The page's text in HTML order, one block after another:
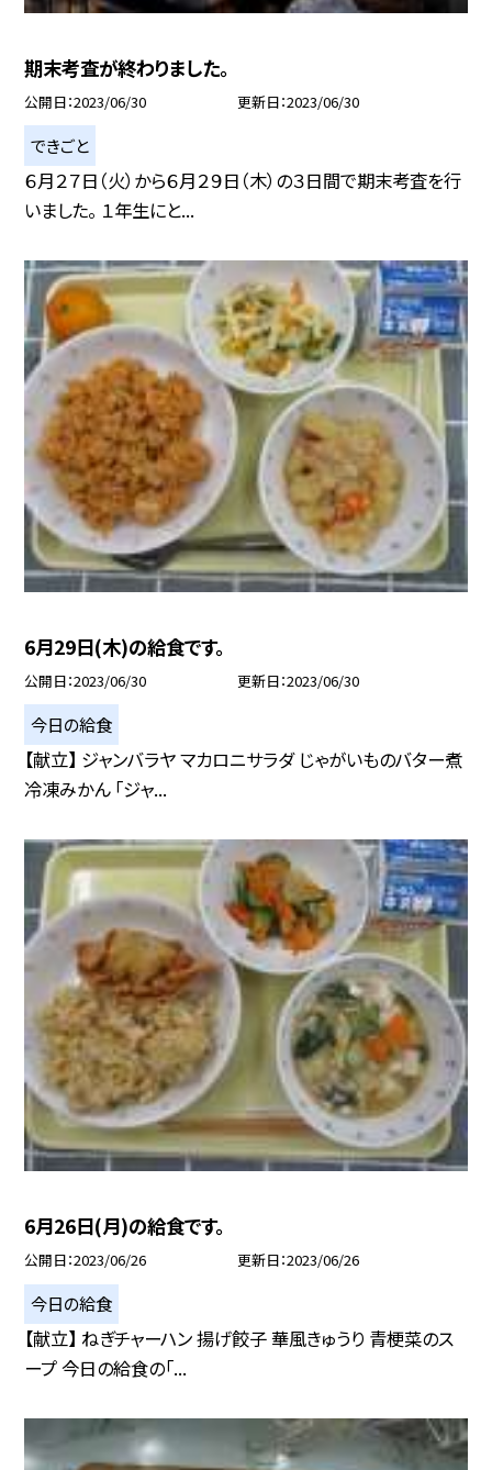
期末考査が終わりました。
公開日 2023/06/30 更新日 2023/06/30
できごと
６月２７日（火）から６月２９日（木）の３日間で期末考査を行
いました。 １年生にと...
6月29日(木)の給食です。
公開日 2023/06/30 更新日 2023/06/30
今日の給食
【献立】 ジャンバラヤ マカロニサラダ じゃがいものバター煮
冷凍みかん 「ジャ...
6月26日(月)の給食です。
公開日 2023/06/26 更新日 2023/06/26
今日の給食
【献立】 ねぎチャーハン 揚げ餃子 華風きゅうり 青梗菜のス
ープ 今日の給食の「...